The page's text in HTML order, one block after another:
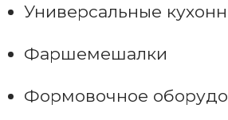
Универсальные
Фаршемешалки
Формовочное